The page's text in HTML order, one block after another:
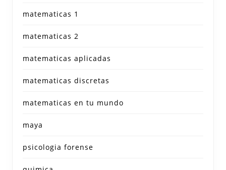
matematicas 1
matematicas 2
matematicas aplicadas
matematicas discretas
matematicas en tu mundo
maya
psicologia forense